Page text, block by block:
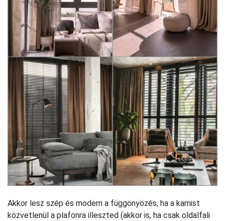
Akkor lesz szép és modern a függönyözés, ha a karnist
közvetlenül a plafonra illeszted (akkor is, ha csak oldalfali